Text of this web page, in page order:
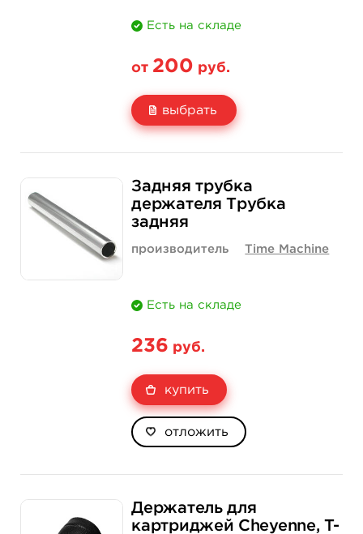
Есть на складе
от 200 руб.
выбрать
Цена
Количество купить
2 300 руб.
Задняя трубка
держателя Трубка
задняя
производитель Time Machine
Есть на складе
236 руб.
купить
отложить
Держатель для
картриджей Cheyenne, T-